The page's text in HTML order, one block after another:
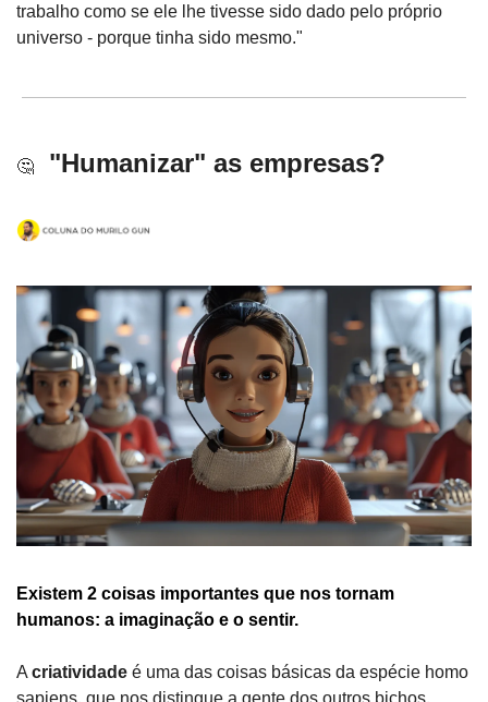
trabalho como se ele lhe tivesse sido dado pelo próprio
universo - porque tinha sido mesmo."
🤔 "Humanizar" as empresas?
Existem 2 coisas importantes que nos tornam
humanos: a imaginação e o sentir.
A criatividade é uma das coisas básicas da espécie homo
sapiens, que nos distingue a gente dos outros bichos.